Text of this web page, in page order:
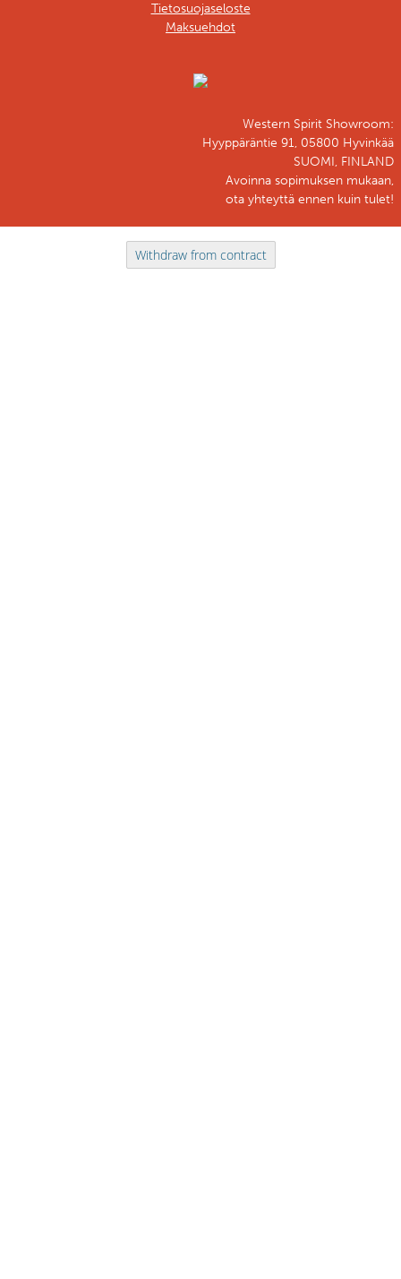
Tietosuojaseloste
Maksuehdot
Western Spirit Showroom:
Hyyppäräntie 91, 05800 Hyvinkää
SUOMI, FINLAND
Avoinna sopimuksen mukaan,
ota yhteyttä ennen kuin tulet!
Withdraw from contract